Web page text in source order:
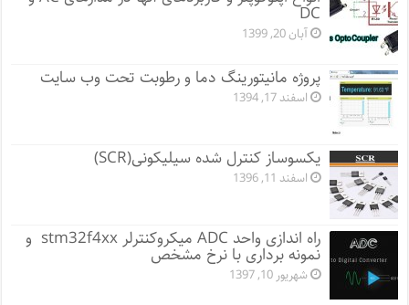
DC
آبان 20, 1399
پروژه مانيتورينگ دما و رطوبت تحت وب سایت
اسفند 17, 1394
یکسوساز کنترل شده سیلیکونی(SCR)
اسفند 11, 1396
راه اندازی واحد ADC میکروکنترلر stm32f4xx و
نمونه برداری با نرخ مشخص
شهریور 10, 1397